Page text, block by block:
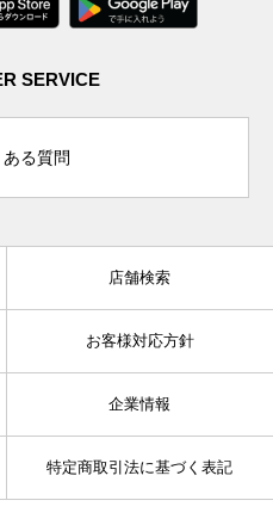
SERVICE
ある質問
店舗検索
お客様対応方針
企業情報
特定商取引法に基づく表記